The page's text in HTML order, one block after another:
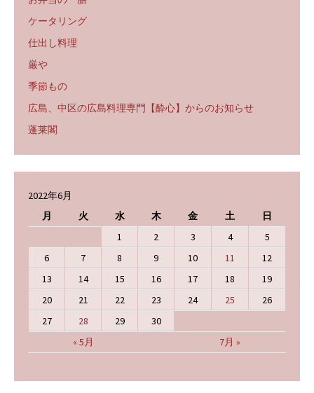
ケータリング
仕出し料理
厳や
季節もの
広島、中区の広島料理専門【酔心】からのお知らせ
蓬莱閣
2022年6月
月
火 水 木 金 土 日
« 5月 7月 »
1 2 3 4
5
6
7 8 9 10 11
12
13
14 15 16 17 18
19
20
21 22 23 24 25
26
27
28 29 30